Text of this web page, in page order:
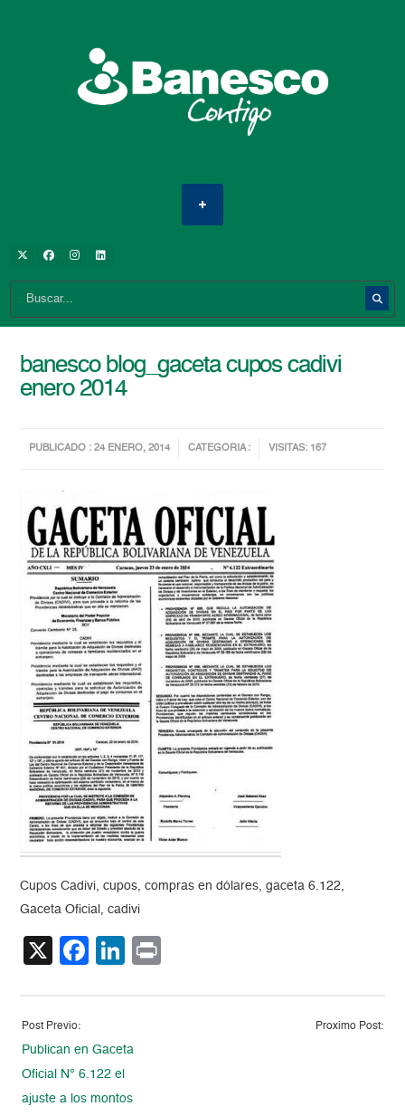
banesco blog_gaceta cupos cadivi
enero 2014
PUBLICADO : 24 ENERO, 2014 CATEGORIA : VISITAS: 167
Cupos Cadivi, cupos, compras en dólares, gaceta 6.122,
Gaceta Oficial, cadivi
X Facebook
LinkedIn
Post Previo:
Publican en Gaceta
Oficial N° 6.122 el
ajuste a los montos
Proximo Post: